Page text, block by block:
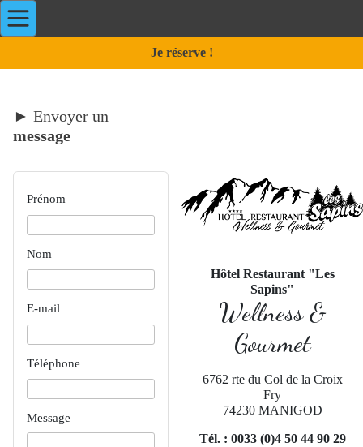
Je réserve !
► Envoyer un
message
Prénom
Nom
E-mail
Téléphone
Message
Hôtel Restaurant "Les
Sapins"
Wellness &
Gourmet
6762 rte du Col de la Croix
Fry
74230 MANIGOD
Tél. : 0033 (0)4 50 44 90 29